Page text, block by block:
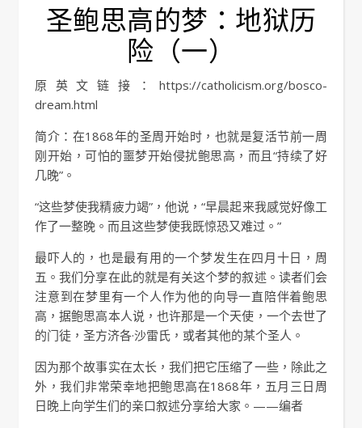
圣鲍思高的梦：地狱历
险（一）
原英文链接：https://catholicism.org/bosco-
dream.html
简介：在1868年的圣周开始时，也就是复活节前一周
刚开始，可怕的噩梦开始侵扰鲍思高，而且“持续了好
几晚”。
“这些梦使我精疲力竭”，他说，“早晨起来我感觉好像工
作了一整晚。而且这些梦使我既惊恐又难过。”
最吓人的，也是最有用的一个梦发生在四月十日，周
五。我们分享在此的就是有关这个梦的叙述。读者们会
注意到在梦里有一个人作为他的向导一直陪伴着鲍思
高，据鲍思高本人说，也许那是一个天使，一个去世了
的门徒，圣方济各·沙雷氏，或者其他的某个圣人。
因为那个故事实在太长，我们把它压缩了一些，除此之
外，我们非常荣幸地把鲍思高在1868年，五月三日周
日晚上向学生们的亲口叙述分享给大家。——编者